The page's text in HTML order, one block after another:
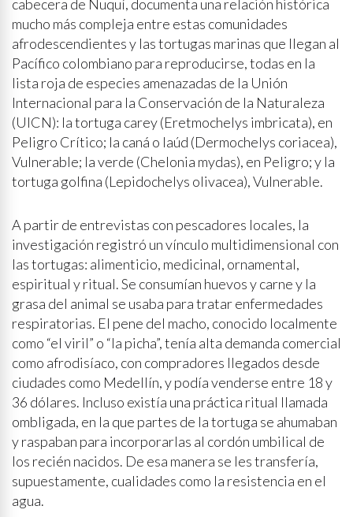
cabecera de Nuquí, documenta una relación histórica
mucho más compleja entre estas comunidades
afrodescendientes y las tortugas marinas que llegan al
Pacífico colombiano para reproducirse, todas en la
lista roja de especies amenazadas de la Unión
Internacional para la Conservación de la Naturaleza
(UICN): la tortuga carey (Eretmochelys imbricata), en
Peligro Crítico; la caná o laúd (Dermochelys coriacea),
Vulnerable; la verde (Chelonia mydas), en Peligro; y la
tortuga golfina (Lepidochelys olivacea), Vulnerable.
A partir de entrevistas con pescadores locales, la
investigación registró un vínculo multidimensional con
las tortugas: alimenticio, medicinal, ornamental,
espiritual y ritual. Se consumían huevos y carne y la
grasa del animal se usaba para tratar enfermedades
respiratorias. El pene del macho, conocido localmente
como “el viril” o “la picha”, tenía alta demanda comercial
como afrodisíaco, con compradores llegados desde
ciudades como Medellín, y podía venderse entre 18 y
36 dólares. Incluso existía una práctica ritual llamada
ombligada, en la que partes de la tortuga se ahumaban
y raspaban para incorporarlas al cordón umbilical de
los recién nacidos. De esa manera se les transfería,
supuestamente, cualidades como la resistencia en el
agua.